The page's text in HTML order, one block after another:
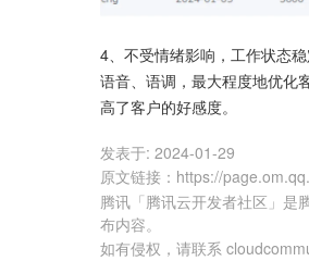
4、不受情绪影响，工作状态
语音、语调，最大程度地优化
高了客户的好感度。
发表于: 2024-01-29
原文链接 ： https://
腾讯「腾讯云开发者社区」是
布内容。
如有侵权，请联系